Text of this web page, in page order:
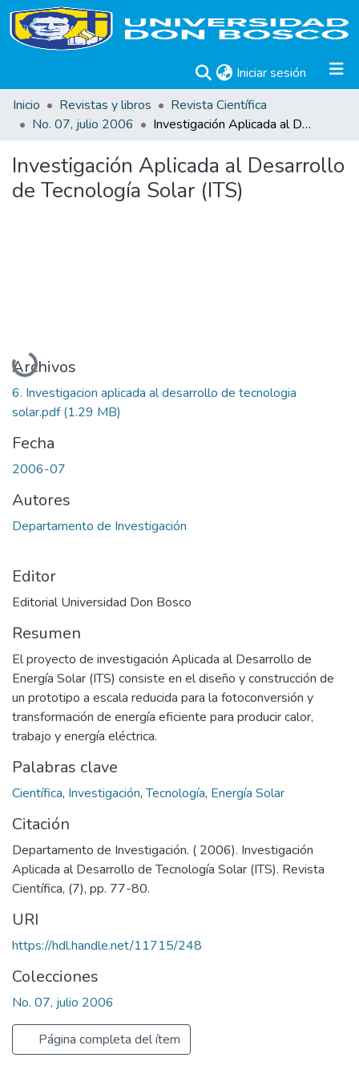
Iniciar sesión (current)
Inicio
Revistas y libros
Revista Científica
No. 07, julio 2006
Investigación Aplicada al Desarrollo de Tecnología Solar (ITS)
Investigación Aplicada al Desarrollo
de Tecnología Solar (ITS)
Cargando...
Archivos
6. Investigacion aplicada al desarrollo de tecnologia
solar.pdf(1.29 MB)
Fecha
2006-07
Autores
Departamento de Investigación
Editor
Editorial Universidad Don Bosco
Resumen
El proyecto de investigación Aplicada al Desarrollo de
Energía Solar (ITS) consiste en el diseño y construcción de
un prototipo a escala reducida para la fotoconversión y
transformación de energía eficiente para producir calor,
trabajo y energía eléctrica.
Palabras clave
Científica, Investigación,Tecnología, Energía Solar
Citación
Departamento de Investigación. ( 2006). Investigación
Aplicada al Desarrollo de Tecnología Solar (ITS). Revista
Científica, (7), pp. 77-80.
URI
https://hdl.handle.net/11715/248
Colecciones
No. 07, julio 2006
Página completa del ítem